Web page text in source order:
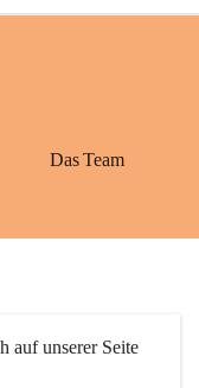
Das Team
auf unserer Seite